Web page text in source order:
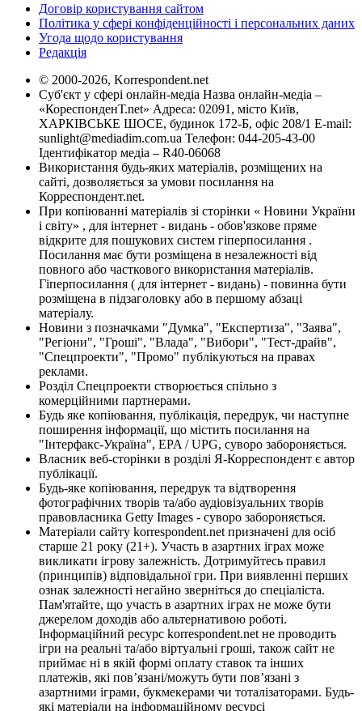
Договір користування сайтом
Політика у сфері конфіденційності і персональних даних
Угода щодо користування
Редакція
© 2000-2026, Korrespondent.net
Суб'єкт у сфері онлайн-медіа Назва онлайн-медіа –
«КореспонденТ.net» Адреса: 02091, місто Київ,
ХАРКІВСЬКЕ ШОСЕ, будинок 172-Б, офіс 208/1 E-mail:
sunlight@mediadim.com.ua Телефон: 044-205-43-00
Ідентифікатор медіа – R40-06068
Використання будь-яких матеріалів, розміщених на
сайті, дозволяється за умови посилання на
Корреспондент.net.
При копіюванні матеріалів зі сторінки « Новини України
і світу» , для інтернет - видань - обов'язкове пряме
відкрите для пошукових систем гіперпосилання .
Посилання має бути розміщена в незалежності від
повного або часткового використання матеріалів.
Гіперпосилання ( для інтернет - видань) - повинна бути
розміщена в підзаголовку або в першому абзаці
матеріалу.
Новини з позначками "Думка", "Експертиза", "Заява",
"Регіони", "Гроші", "Влада", "Вибори", "Тест-драйв",
"Спецпроекти", "Промо" публікуються на правах
реклами.
Розділ Спецпроекти створюється спільно з
комерційними партнерами.
Будь яке копіювання, публікація, передрук, чи наступне
поширення інформації, що містить посилання на
"Інтерфакс-Україна", EPA / UPG, суворо забороняється.
Власник веб-сторінки в розділі Я-Корреспондент є автор
публікації.
Будь-яке копіювання, передрук та відтворення
фотографічних творів та/або аудіовізуальних творів
правовласника Getty Images - суворо забороняється.
Матеріали сайту korrespondent.net призначені для осіб
старше 21 року (21+). Участь в азартних іграх може
викликати ігрову залежність. Дотримуйтесь правил
(принципів) відповідальної гри. При виявленні перших
ознак залежності негайно зверніться до спеціаліста.
Пам'ятайте, що участь в азартних іграх не може бути
джерелом доходів або альтернативою роботі.
Інформаційний ресурс korrespondent.net не проводить
ігри на реальні та/або віртуальні гроші, також сайт не
приймає ні в якій формі оплату ставок та інших
платежів, які пов’язані/можуть бути пов’язані з
азартними іграми, букмекерами чи тоталізаторами. Будь-
які матеріали на інформаційному ресурсі